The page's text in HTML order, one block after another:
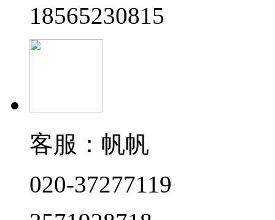
18565230815
客服：帆帆
020-37277119